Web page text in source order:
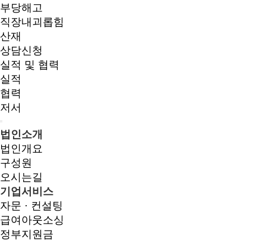
부당해고
직장내괴롭힘
산재
상담신청
실적 및 협력
실적
협력
저서
법인소개
법인개요
구성원
오시는길
기업서비스
자문 · 컨설팅
급여아웃소싱
정부지원금